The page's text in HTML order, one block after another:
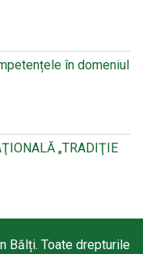
în domeniul
„TRADIŢIE
Bălți. Toate drepturile